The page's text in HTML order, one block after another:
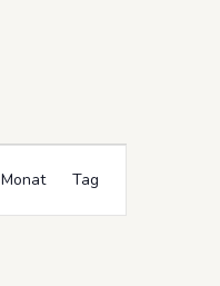
Ansichten-
Monat Tag